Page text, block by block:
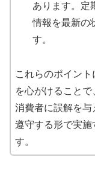
あります。定
情報を最新の
す。
これらのポイン
を心がけること
消費者に誤解を
遵守する形で実施
す。